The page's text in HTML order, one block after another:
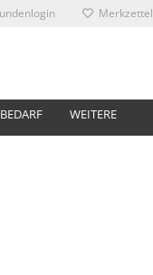
Merkzettel
WEITERE